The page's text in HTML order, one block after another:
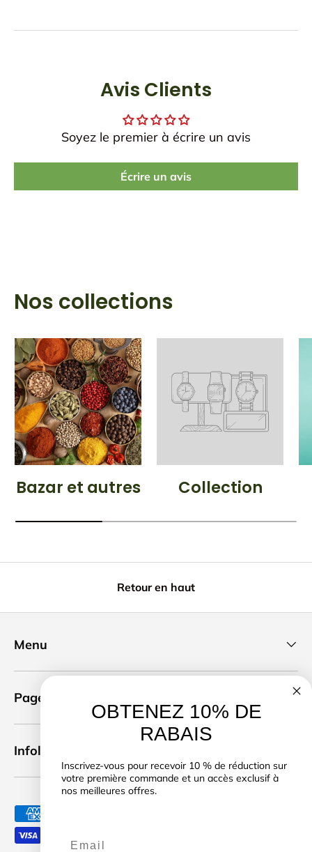
Avis Clients
Soyez le premier à écrire un avis
Écrire un avis
Nos collections
Bazar et autres Collection
Retour en haut
Menu
Pages légales
Infolettre
Moyens de paiement acceptés
OBTENEZ 10% DE
RABAIS
Inscrivez-vous pour recevoir 10 % de réduction sur
votre première commande et un accès exclusif à
nos meilleures offres.